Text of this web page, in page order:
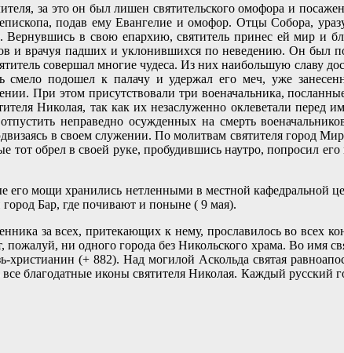
за это он был лишен святительского омофора и
подав ему Евангелие и омофор. Отцы Собора,
Вернувшись в свою епархию, святитель принес ей мир и
и врачуя падших и уклонившихся по неведению. Он был
совершал многие чудеса. Из них наибольшую славу
смело подошел к палачу и удержал его меч, уже
При этом присутствовали три военачальника,
Николая, так как их незаслуженно оклеветали перед
неправедно осужденных на смерть
в своем служении. По молитвам святителя город
тот обрел в своей руке, пробудившись наутро, попросил
его мощи хранились нетленными в местной кафедральной
Бар, где почивают и поныне ( 9 мая).
за всех, притекающих к нему, прославилось во всех
ни одного города без Никольского храма. Во имя
(+ 882). Над могилой Аскольда святая
благодатные иконы святителя Николая. Каждый русский